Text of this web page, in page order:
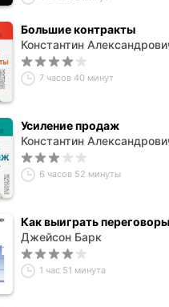
Большие контракты
Константин
7 часов 40 минут
Усиление продаж
Константин
6 часов 52 минуты
Как выиграть переговоры
Джейсон Барк
1 час 51 минута